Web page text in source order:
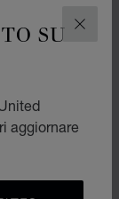
SU
aggiornare
1
SLIDE 2
SLIDE 3